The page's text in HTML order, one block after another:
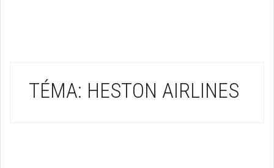
TÉMA: HESTON AIRLINES